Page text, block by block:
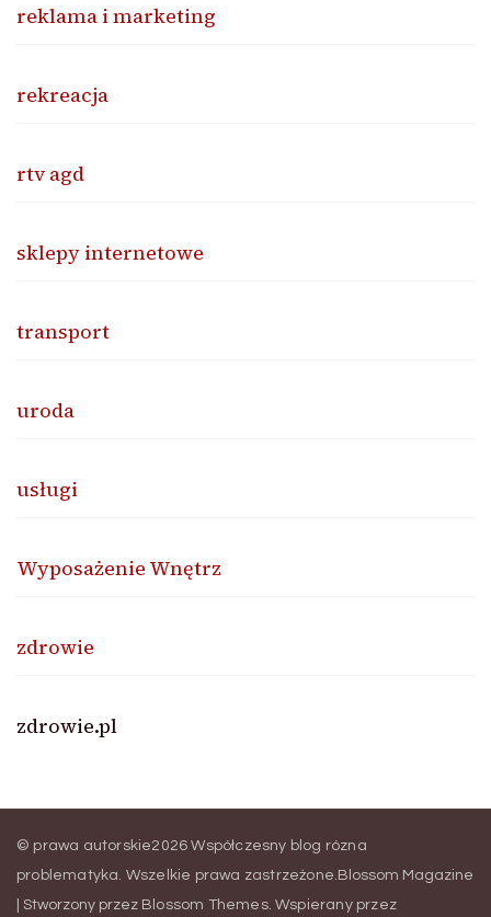
reklama i marketing
rekreacja
rtv agd
sklepy internetowe
transport
uroda
usługi
Wyposażenie Wnętrz
zdrowie
zdrowie.pl
© prawa autorskie2026Współczesny blog rózna
problematyka . Wszelkie prawa zastrzeżone. Blossom Magazine
| Stworzony przez Blossom Themes. Wspierany przez